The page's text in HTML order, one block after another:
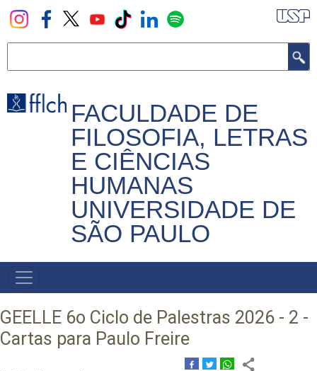
Pular
para
principal
FACULDADE DE
FILOSOFIA, LETRAS
E CIÊNCIAS
HUMANAS
UNIVERSIDADE DE
SÃO PAULO
NAVEGADOR
PRINCIPAL
GEELLE 6o Ciclo de Palestras 2026 - 2 -
Cartas para Paulo Freire